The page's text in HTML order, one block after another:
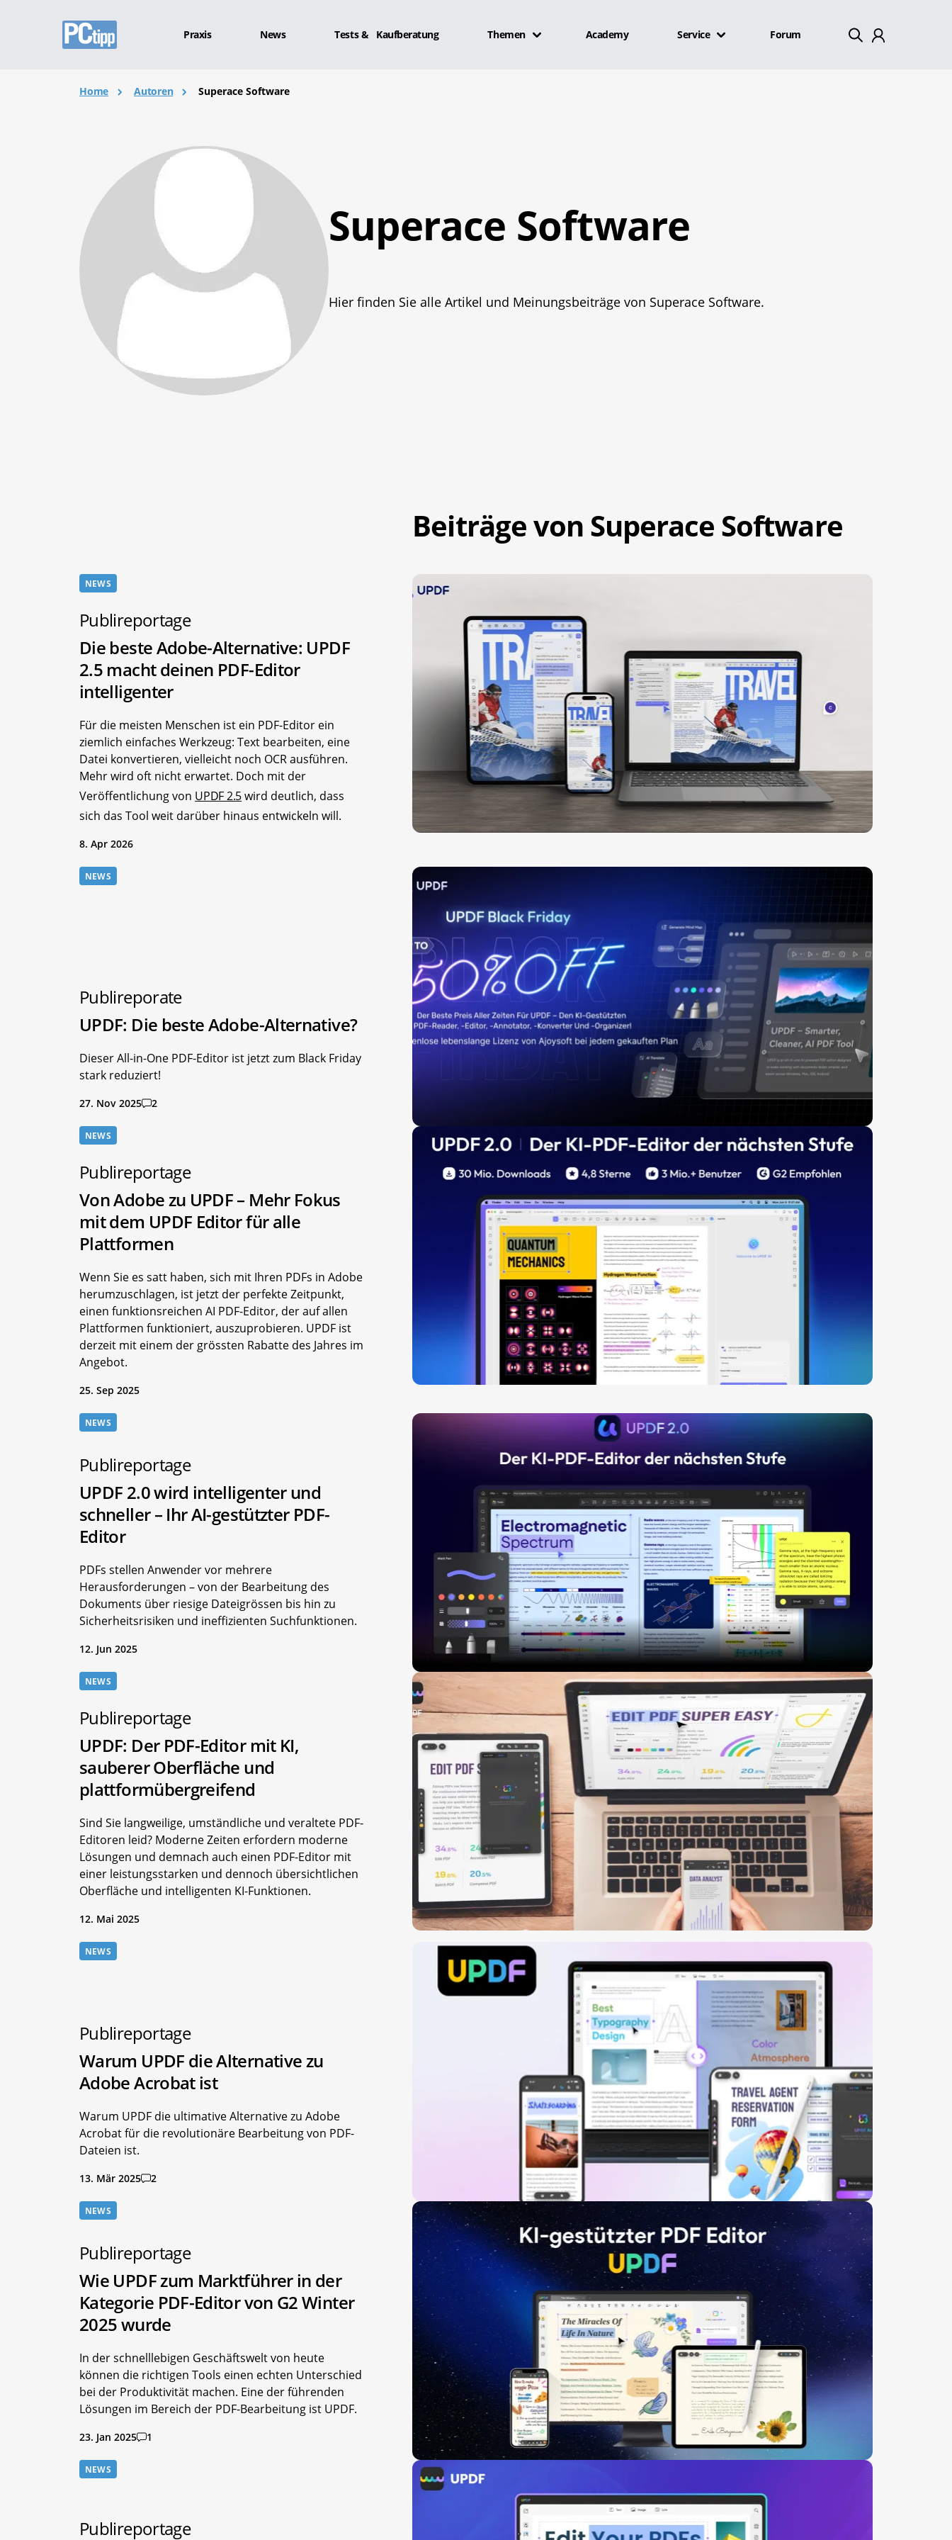
Praxis News Tests & Kaufberatung Themen Academy Service Forum
Home Autoren Superace Software
Superace Software
Hier finden Sie alle Artikel und Meinungsbeiträge von Superace Software.
Beiträge von Superace Software
NEWS
Publireportage
Die beste Adobe-Alternative: UPDF
2.5 macht deinen PDF-Editor
intelligenter
Für die meisten Menschen ist ein PDF-Editor ein
ziemlich einfaches Werkzeug: Text bearbeiten, eine
Datei konvertieren, vielleicht noch OCR ausführen.
Mehr wird oft nicht erwartet. Doch mit der
Veröffentlichung von UPDF 2.5wird deutlich, dass
sich das Tool weit darüber hinaus entwickeln will.
8. Apr 2026
NEWS
Publireporate
UPDF: Die beste Adobe-Alternative?
Dieser All-in-One PDF-Editor ist jetzt zum Black Friday
stark reduziert!
27. Nov 2025 2
NEWS
Publireportage
Von Adobe zu UPDF – Mehr Fokus
mit dem UPDF Editor für alle
Plattformen
Wenn Sie es satt haben, sich mit Ihren PDFs in Adobe
herumzuschlagen, ist jetzt der perfekte Zeitpunkt,
einen funktionsreichen AI PDF-Editor, der auf allen
Plattformen funktioniert, auszuprobieren. UPDF ist
derzeit mit einem der grössten Rabatte des Jahres im
Angebot.
25. Sep 2025
NEWS
Publireportage
UPDF 2.0 wird intelligenter und
schneller – Ihr AI-gestützter PDF-
Editor
PDFs stellen Anwender vor mehrere
Herausforderungen – von der Bearbeitung des
Dokuments über riesige Dateigrössen bis hin zu
Sicherheitsrisiken und ineffizienten Suchfunktionen.
12. Jun 2025
NEWS
Publireportage
UPDF: Der PDF-Editor mit KI,
sauberer Oberfläche und
plattformübergreifend
Sind Sie langweilige, umständliche und veraltete PDF-
Editoren leid? Moderne Zeiten erfordern moderne
Lösungen und demnach auch einen PDF-Editor mit
einer leistungsstarken und dennoch übersichtlichen
Oberfläche und intelligenten KI-Funktionen.
12. Mai 2025
NEWS
Publireportage
Warum UPDF die Alternative zu
Adobe Acrobat ist
Warum UPDF die ultimative Alternative zu Adobe
Acrobat für die revolutionäre Bearbeitung von PDF-
Dateien ist.
13. Mär 2025 2
NEWS
Publireportage
Wie UPDF zum Marktführer in der
Kategorie PDF-Editor von G2 Winter
2025 wurde
In der schnelllebigen Geschäftswelt von heute
können die richtigen Tools einen echten Unterschied
bei der Produktivität machen. Eine der führenden
Lösungen im Bereich der PDF-Bearbeitung ist UPDF.
23. Jan 2025 1
NEWS
Publireportage